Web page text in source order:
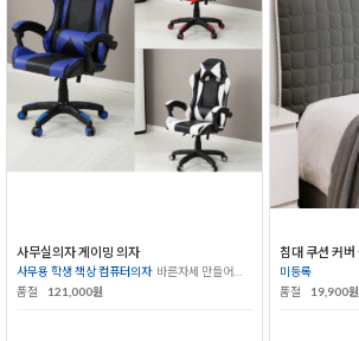
사무실의자 게이밍 의자
사무용 학생 책상 컴퓨터의자 바른자세 만들어주는 의자
품절
121,000원
미등록
품절
19,900원